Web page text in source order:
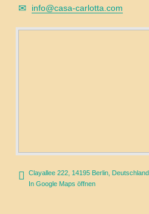
info@casa-carlotta.com
Clayallee 222, 14195 Berlin, Deutschland
In Google Maps öffnen